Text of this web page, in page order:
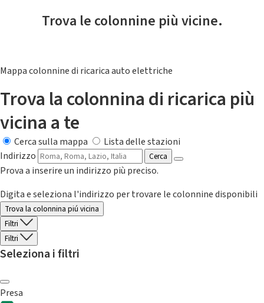
Trova le colonnine più vicine.
Mappa colonnine di ricarica auto elettriche
Trova la colonnina di ricarica più
vicina a te
Cerca sulla mappa
Lista delle stazioni
Indirizzo
Cerca
Prova a inserire un indirizzo più preciso.
Digita e seleziona l'indirizzo per trovare le colonnine disponibili
Trova la colonnina piú vicina
Filtri
Filtri
Seleziona i filtri
Presa